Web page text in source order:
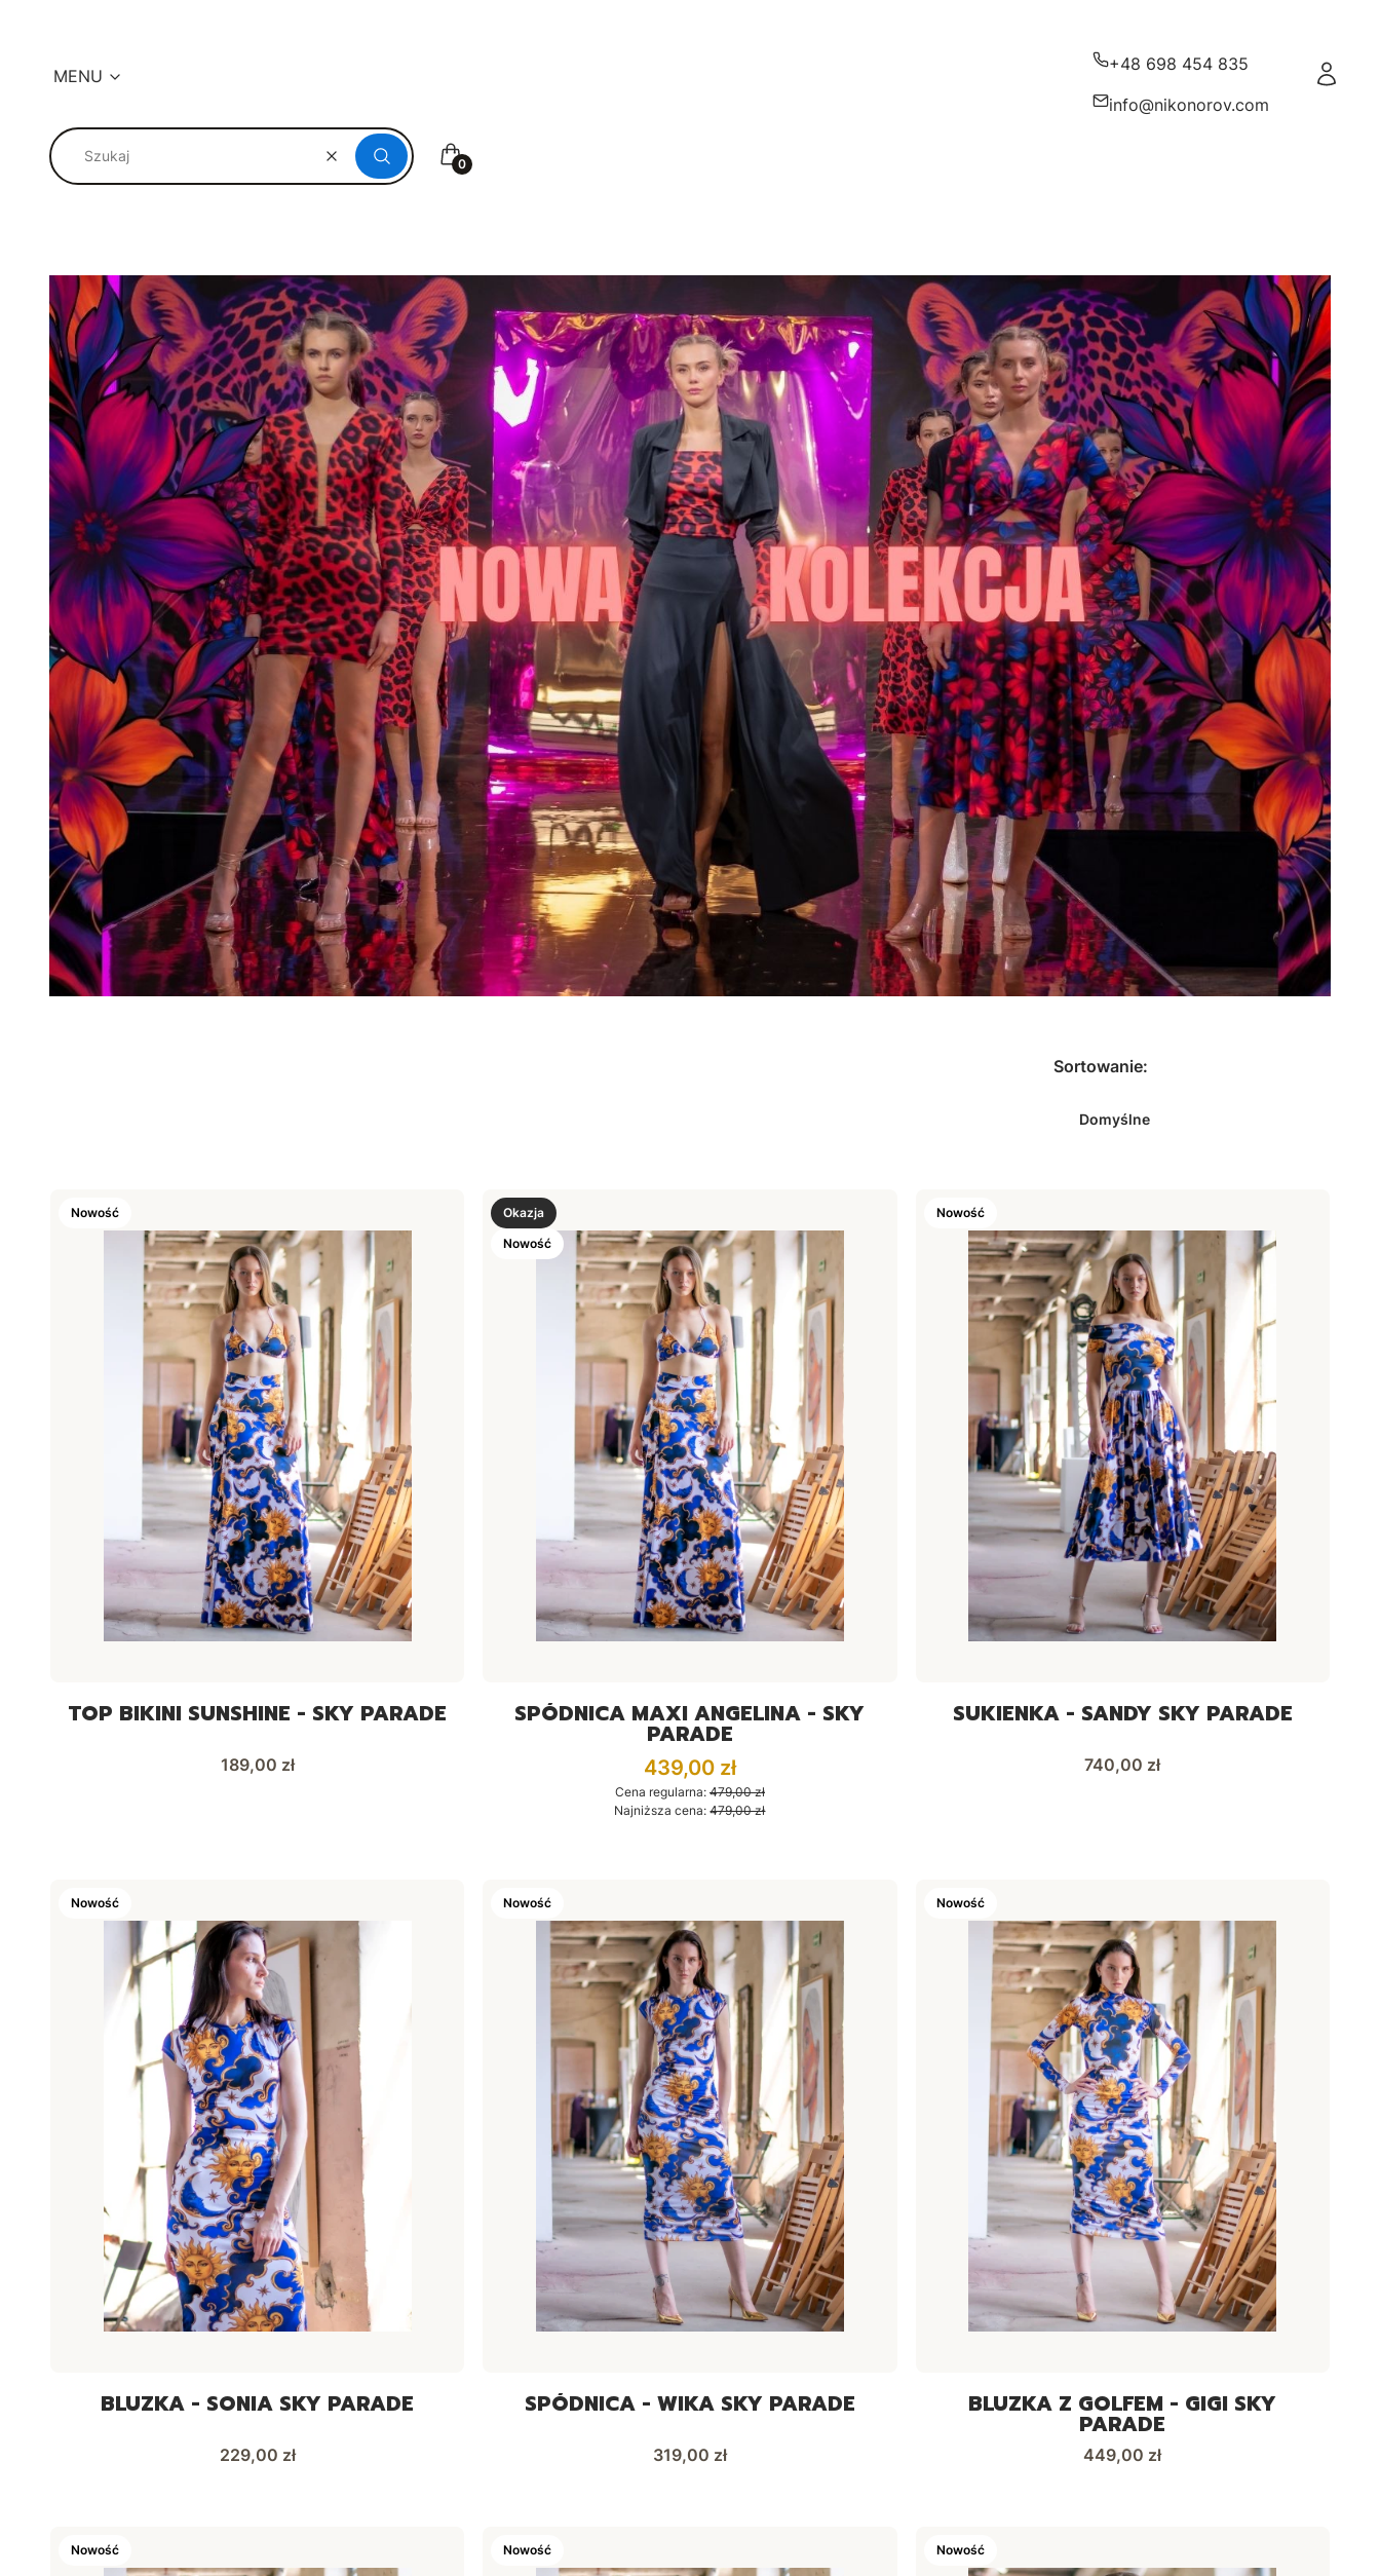
MENU
+48 698 454 835
info@nikonorov.com
Zaloguj
WyczyśćSzukaj
Koszyk
Sortowanie:
Domyślne
Nowość
TOP BIKINI SUNSHINE - SKY PARADE
Cena
189,00 zł
Okazja
Nowość
SPÓDNICA MAXI ANGELINA - SKY
PARADE
Cena promocyjna
439,00 zł
Cena regularna: 479,00 zł
Najniższa cena: 479,00 zł
Nowość
SUKIENKA - SANDY SKY PARADE
Cena
740,00 zł
Nowość
BLUZKA - SONIA SKY PARADE
Cena
229,00 zł
Nowość
SPÓDNICA - WIKA SKY PARADE
Cena
319,00 zł
Nowość
BLUZKA Z GOLFEM - GIGI SKY
PARADE
Cena
449,00 zł
Nowość Nowość Nowość